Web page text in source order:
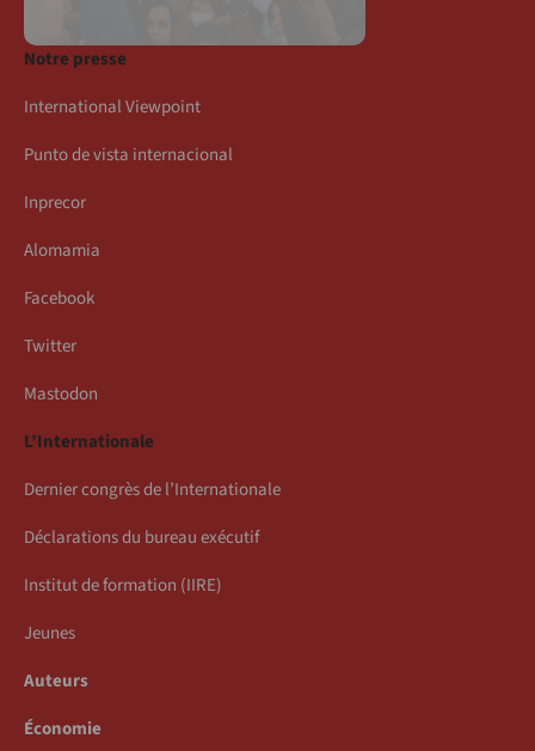
Notre presse
International Viewpoint
Punto de vista internacional
Inprecor
Alomamia
Facebook
Twitter
Mastodon
L’Internationale
Dernier congrès de l’Internationale
Déclarations du bureau exécutif
Institut de formation (IIRE)
Jeunes
Auteurs
Économie